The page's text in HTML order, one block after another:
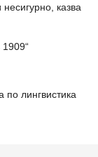
казва
лингвистика